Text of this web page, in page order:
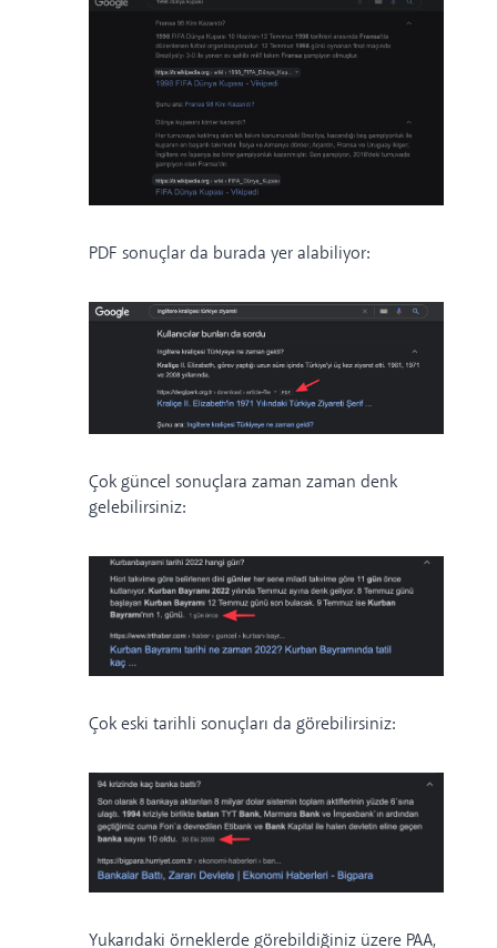
PDF sonuçlar da burada yer alabiliyor:
Çok güncel sonuçlara zaman zaman denk
gelebilirsiniz:
Çok eski tarihli sonuçları da görebilirsiniz:
Yukarıdaki örneklerde görebildiğiniz üzere PAA,